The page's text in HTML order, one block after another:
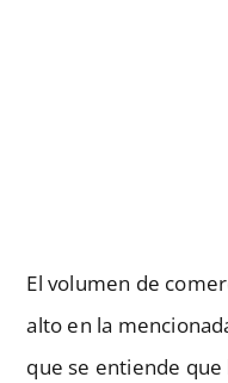
El volumen de
alto en la
que se entiende